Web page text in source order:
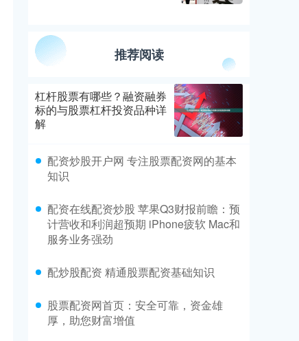
推荐阅读
杠杆股票有哪些？融资融券
标的与股票杠杆投资品种详
解
配资炒股开户网 专注股票配资网的基本
知识
配资在线配资炒股 苹果Q3财报前瞻：预
计营收和利润超预期 iPhone疲软 Mac和
服务业务强劲
配炒股配资 精通股票配资基础知识
股票配资网首页：安全可靠，资金雄
厚，助您财富增值